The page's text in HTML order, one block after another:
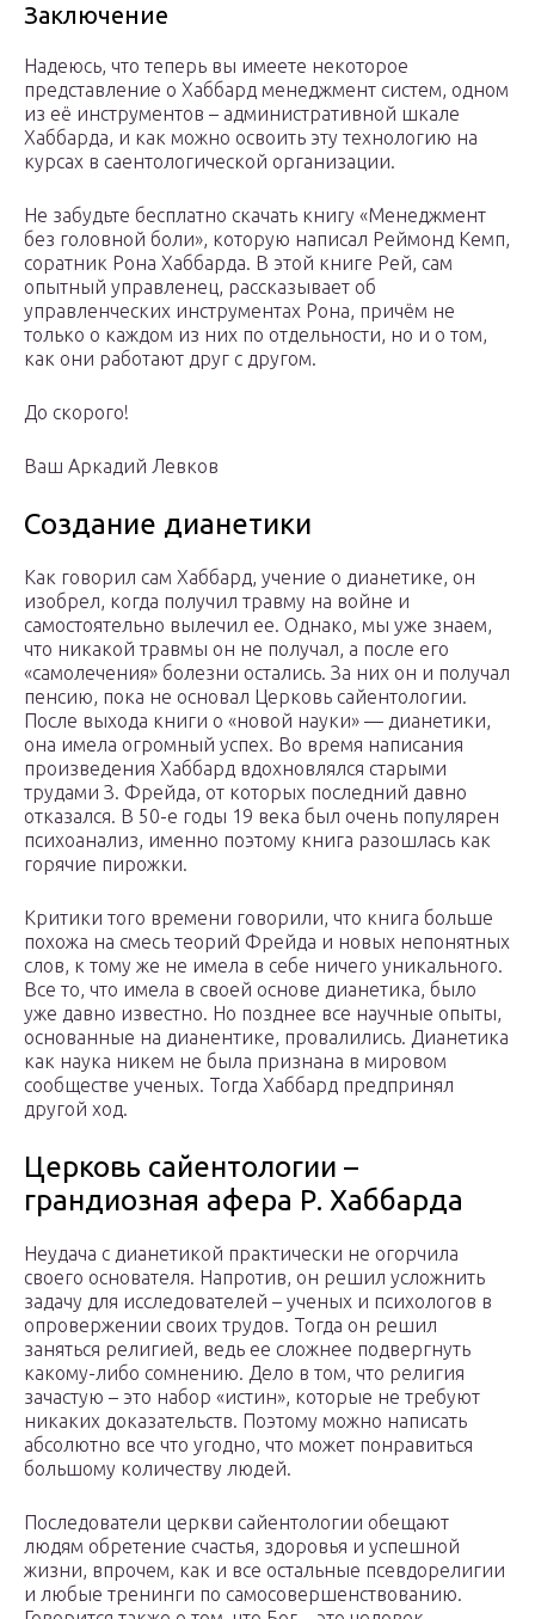
Заключение
Надеюсь, что теперь вы имеете некоторое
представление о Хаббард менеджмент систем, одном
из её инструментов – административной шкале
Хаббарда, и как можно освоить эту технологию на
курсах в саентологической организации.
Не забудьте бесплатно скачать книгу «Менеджмент
без головной боли», которую написал Реймонд Кемп,
соратник Рона Хаббарда. В этой книге Рей, сам
опытный управленец, рассказывает об
управленческих инструментах Рона, причём не
только о каждом из них по отдельности, но и о том,
как они работают друг с другом.
До скорого!
Ваш Аркадий Левков
Создание дианетики
Как говорил сам Хаббард, учение о дианетике, он
изобрел, когда получил травму на войне и
самостоятельно вылечил ее. Однако, мы уже знаем,
что никакой травмы он не получал, а после его
«самолечения» болезни остались. За них он и получал
пенсию, пока не основал Церковь сайентологии.
После выхода книги о «новой науки» — дианетики,
она имела огромный успех. Во время написания
произведения Хаббард вдохновлялся старыми
трудами З. Фрейда, от которых последний давно
отказался. В 50-е годы 19 века был очень популярен
психоанализ, именно поэтому книга разошлась как
горячие пирожки.
Критики того времени говорили, что книга больше
похожа на смесь теорий Фрейда и новых непонятных
слов, к тому же не имела в себе ничего уникального.
Все то, что имела в своей основе дианетика, было
уже давно известно. Но позднее все научные опыты,
основанные на дианентике, провалились. Дианетика
как наука никем не была признана в мировом
сообществе ученых. Тогда Хаббард предпринял
другой ход.
Церковь сайентологии –
грандиозная афера Р. Хаббарда
Неудача с дианетикой практически не огорчила
своего основателя. Напротив, он решил усложнить
задачу для исследователей – ученых и психологов в
опровержении своих трудов. Тогда он решил
заняться религией, ведь ее сложнее подвергнуть
какому-либо сомнению. Дело в том, что религия
зачастую – это набор «истин», которые не требуют
никаких доказательств. Поэтому можно написать
абсолютно все что угодно, что может понравиться
большому количеству людей.
Последователи церкви сайентологии обещают
людям обретение счастья, здоровья и успешной
жизни, впрочем, как и все остальные псевдорелигии
и любые тренинги по самосовершенствованию.